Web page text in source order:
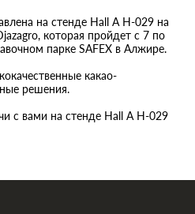
на стенде Hall A H-029 на
которая пройдет с 7 по
парке SAFEX в Алжире.
какао-
решения.
с вами на стенде Hall A H-029